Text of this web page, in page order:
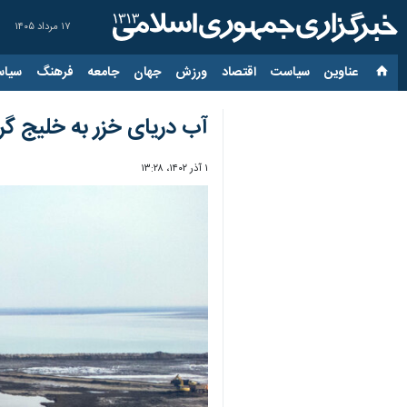
۱۷ مرداد ۱۴۰۵
عناوین‌ سیاست اقتصاد ورزش جهان جامعه فرهنگ
آب دریای خزر به خلیج
۱ آذر ۱۴۰۲، ۱۳:۲۸